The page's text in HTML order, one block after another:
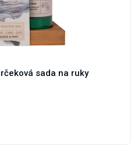
sada na ruky